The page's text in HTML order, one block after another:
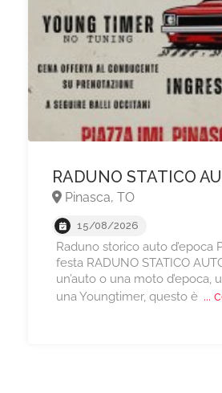
RADUNO STATICO
Pinasca, TO
15/08/2026
Raduno storico auto d’epoca
festa RADUNO STATICO
un’auto o una moto d’epoca,
una Youngtimer, questo è...